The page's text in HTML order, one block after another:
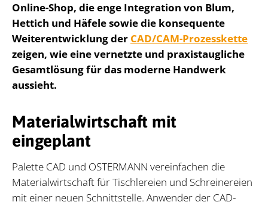
Online-Shop, die enge Integration von Blum,
Hettich und Häfele sowie die konsequente
Weiterentwicklung der CAD/CAM-Prozesskette
zeigen, wie eine vernetzte und praxistaugliche
Gesamtlösung für das moderne Handwerk
aussieht.
Materialwirtschaft mit
eingeplant
Palette CAD und OSTERMANN vereinfachen die
Materialwirtschaft für Tischlereien und Schreinereien
mit einer neuen Schnittstelle. Anwender der CAD-